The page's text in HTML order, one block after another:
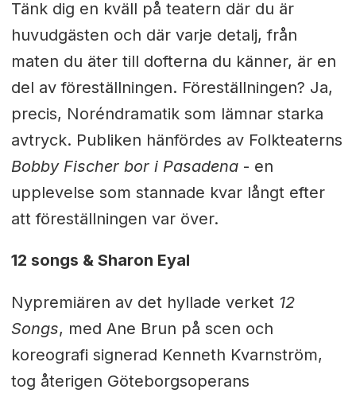
Tänk dig en kväll på teatern där du är
huvudgästen och där varje detalj, från
maten du äter till dofterna du känner, är en
del av föreställningen. Föreställningen? Ja,
precis, Noréndramatik som lämnar starka
avtryck. Publiken hänfördes av Folkteaterns
Bobby Fischer bor i Pasadena- en
upplevelse som stannade kvar långt efter
att föreställningen var över.
12 songs & Sharon Eyal
Nypremiären av det hyllade verket 12
Songs, med Ane Brun på scen och
koreografi signerad Kenneth Kvarnström,
tog återigen Göteborgsoperans